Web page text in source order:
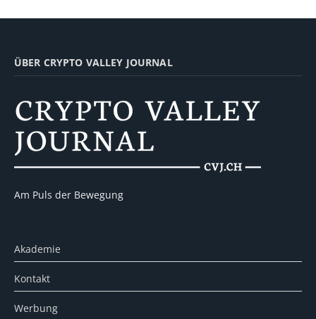
ÜBER CRYPTO VALLEY JOURNAL
Am Puls der Bewegung
Akademie
Kontakt
Werbung